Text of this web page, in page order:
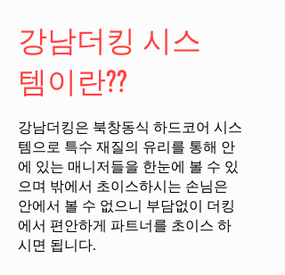
강남더킹 시스
템이란??
강남더킹은 북창동식 하드코어 시스
템으로 특수 재질의 유리를 통해 안
에 있는 매니저들을 한눈에 볼 수 있
으며 밖에서 초이스하시는 손님은
안에서 볼 수 없으니 부담없이 더킹
에서 편안하게 파트너를 초이스 하
시면 됩니다.